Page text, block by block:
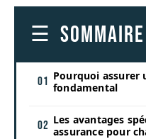
SOMMAIRE
Pourquoi assurer
fondamental
Les avantages
assurance pour